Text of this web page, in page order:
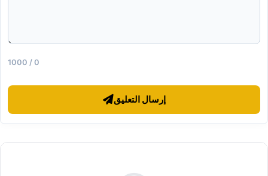
0 / 1000
إرسال التعليق